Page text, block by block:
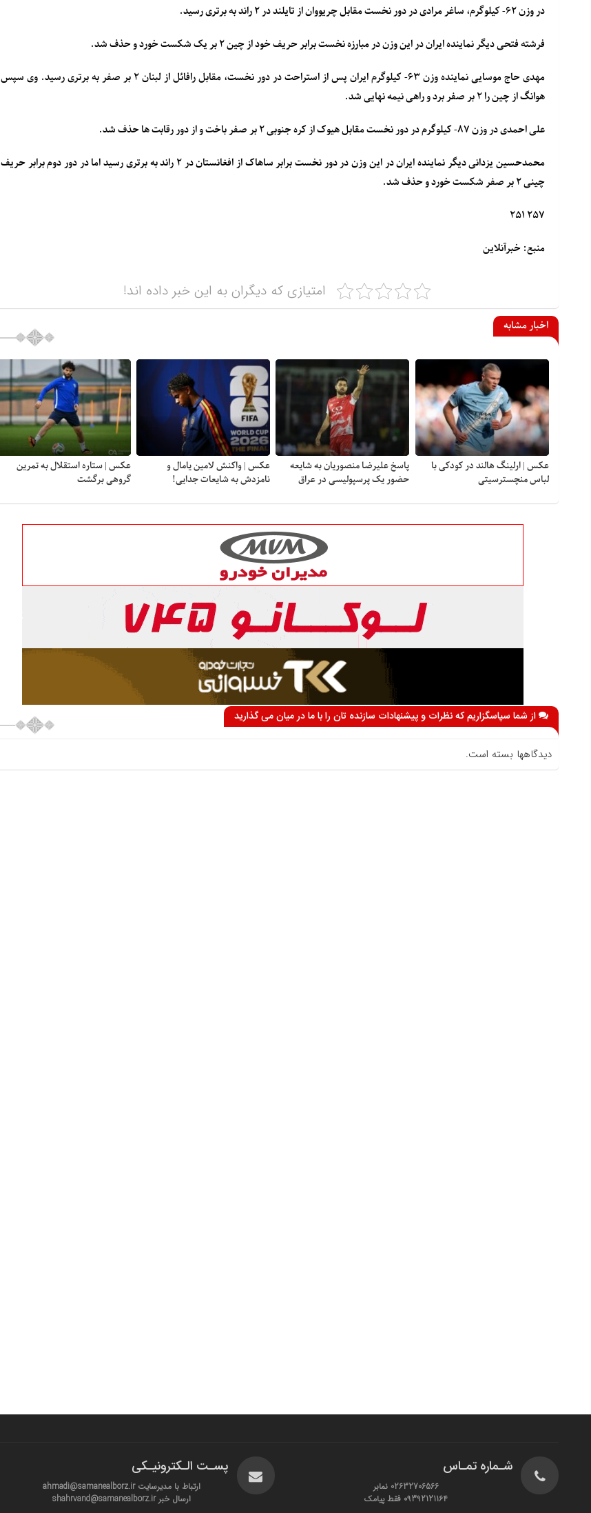
در وزن ۶۲- کیلوگرم، ساغر مرادی در دور نخست مقابل چریووان از تایلند در ۲ راند به برتری رسید.
فرشته فتحی دیگر نماینده ایران در این وزن در مبارزه نخست برابر حریف خود از چین ۲ بر یک شکست خورد و حذف شد.
مهدی حاج موسایی نماینده وزن ۶۳- کیلوگرم ایران پس از استراحت در دور نخست، مقابل رافائل از لبنان ۲ بر صفر به برتری رسید. وی سپس
هوانگ از چین را ۲ بر صفر برد و راهی نیمه نهایی شد.
علی احمدی در وزن ۸۷- کیلوگرم در دور نخست مقابل هیوک از کره جنوبی ۲ بر صفر باخت و از دور رقابت ها حذف شد.
محمدحسین یزدانی دیگر نماینده ایران در این وزن در دور نخست برابر ساهاک از افغانستان در ۲ راند به برتری رسید اما در دور دوم برابر حریف
چینی ۲ بر صفر شکست خورد و حذف شد.
۲۵۷ ۲۵۱
منبع: خبرآنلاین
امتیازی که دیگران به این خبر داده اند!
اخبار مشابه
عکس | ارلینگ هالند در کودکی با
لباس منچسترسیتی
پاسخ علیرضا منصوریان به شایعه
حضور یک پرسپولیسی در عراق
عکس | واکنش لامین یامال و
نامزدش به شایعات جدایی!
عکس | ستاره استقلال به تمرین
گروهی برگشت
از شما سپاسگزاریم که نظرات و پیشنهادات سازنده تان را با ما در میان می گذارید
دیدگاهها بسته است.
شـماره تمـاس
02632706566 نمابر
09392121164 فقط پیامک
پسـت الـکترونیـکی
ارتباط با مدیرسایت ahmadi@samanealborz.ir
ارسال خبر shahrvand@samanealborz.ir